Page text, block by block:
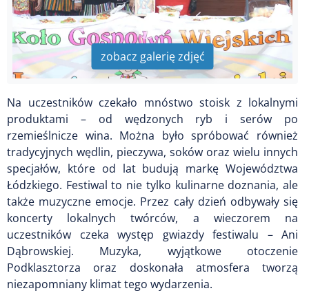
zobacz galerię zdjęć
Na uczestników czekało mnóstwo stoisk z lokalnymi
produktami – od wędzonych ryb i serów po
rzemieślnicze wina. Można było spróbować również
tradycyjnych wędlin, pieczywa, soków oraz wielu innych
specjałów, które od lat budują markę Województwa
Łódzkiego. Festiwal to nie tylko kulinarne doznania, ale
także muzyczne emocje. Przez cały dzień odbywały się
koncerty lokalnych twórców, a wieczorem na
uczestników czeka występ gwiazdy festiwalu – Ani
Dąbrowskiej. Muzyka, wyjątkowe otoczenie
Podklasztorza oraz doskonała atmosfera tworzą
niezapomniany klimat tego wydarzenia.